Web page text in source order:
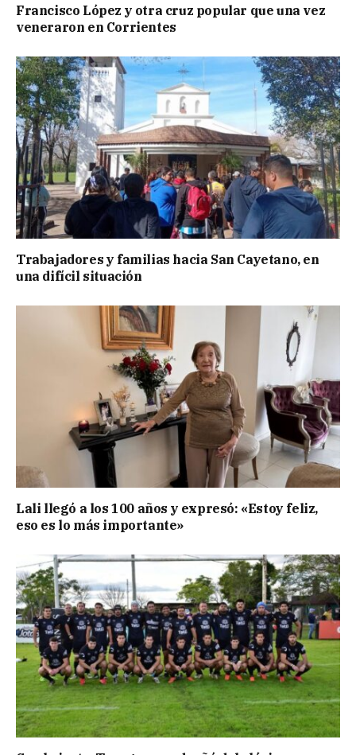
Francisco López y otra cruz popular que una vez
veneraron en Corrientes
Trabajadores y familias hacia San Cayetano, en
una difícil situación
Lali llegó a los 100 años y expresó: «Estoy feliz,
eso es lo más importante»